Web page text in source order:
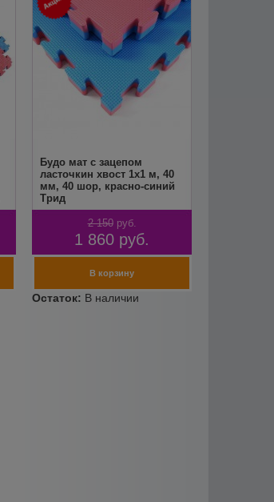
Будо мат с зацепом
ласточкин хвост 1х1 м, 40
мм, 40 шор, красно-синий
Трид
2 150 руб.
1 860 руб.